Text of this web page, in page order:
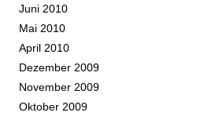
Juni 2010
Mai 2010
April 2010
Dezember 2009
November 2009
Oktober 2009